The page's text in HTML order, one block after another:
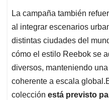
La campaña también
al integrar escenarios
distintas ciudades del
cómo el estilo Reebok se
diversos, manteniendo
coherente a escala
colección está previsto